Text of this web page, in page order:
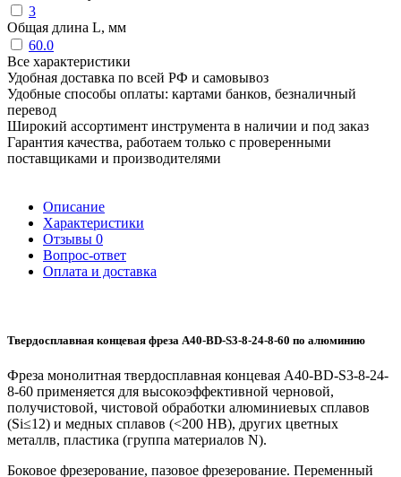
3
Общая длина L, мм
60.0
Все характеристики
Удобная доставка по всей РФ и самовывоз
Удобные способы оплаты: картами банков, безналичный
перевод
Широкий ассортимент инструмента в наличии и под заказ
Гарантия качества, работаем только с проверенными
поставщиками и производителями
Описание
Характеристики
Отзывы 0
Вопрос-ответ
Оплата и доставка
Твердосплавная концевая фреза A40-BD-S3-8-24-8-60 по алюминию
Фреза монолитная твердосплавная концевая A40-BD-S3-8-24-
8-60 применяется для высокоэффективной черновой,
получистовой, чистовой обработки алюминиевых сплавов
(Si≤12) и медных сплавов (<200 HB), других цветных
металлв, пластика (группа материалов N).
Боковое фрезерование, пазовое фрезерование. Переменный